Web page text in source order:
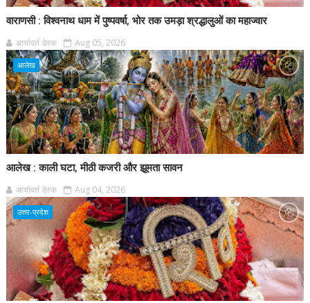
वाराणसी : विश्वनाथ धाम में पुष्पवर्षा, भोर तक उमड़ा श्रद्धालुओं का महाज्वार
आर्यावर्त डेस्क Aug 05, 2026
आलेख
आलेख : काली घटा, मीठी कजरी और झूमता सावन
आर्यावर्त डेस्क Aug 04, 2026
उत्तर-प्रदेश